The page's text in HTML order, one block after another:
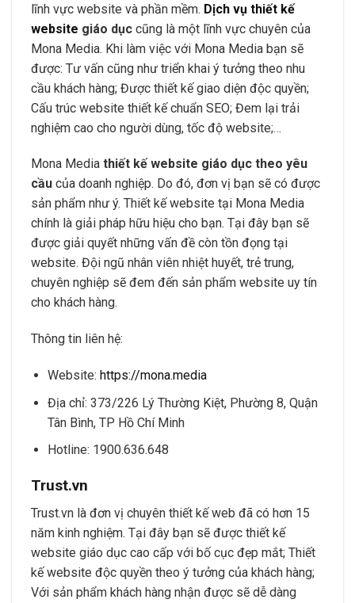
lĩnh vực website và phần mềm. Dịch vụ thiết kế
website giáo dục cũng là một lĩnh vực chuyên của
Mona Media. Khi làm việc với Mona Media bạn sẽ
được: Tư vấn cũng như triển khai ý tưởng theo nhu
cầu khách hàng; Được thiết kế giao diện độc quyền;
Cấu trúc website thiết kế chuẩn SEO; Đem lại trải
nghiệm cao cho người dùng, tốc độ website;…
Mona Media thiết kế website giáo dục theo yêu
cầu của doanh nghiệp. Do đó, đơn vị bạn sẽ có được
sản phẩm như ý. Thiết kế website tại Mona Media
chính là giải pháp hữu hiệu cho bạn. Tại đây bạn sẽ
được giải quyết những vấn đề còn tồn đọng tại
website. Đội ngũ nhân viên nhiệt huyết, trẻ trung,
chuyên nghiệp sẽ đem đến sản phẩm website uy tín
cho khách hàng.
Thông tin liên hệ:
Website: https://mona.media
Địa chỉ: 373/226 Lý Thường Kiệt, Phường 8, Quận
Tân Bình, TP Hồ Chí Minh
Hotline: 1900.636.648
Trust.vn
Trust.vn là đơn vị chuyên thiết kế web đã có hơn 15
năm kinh nghiệm. Tại đây bạn sẽ được thiết kế
website giáo dục cao cấp với bố cục đẹp mắt; Thiết
kế website độc quyền theo ý tưởng của khách hàng;
Với sản phẩm khách hàng nhận được sẽ dễ dàng